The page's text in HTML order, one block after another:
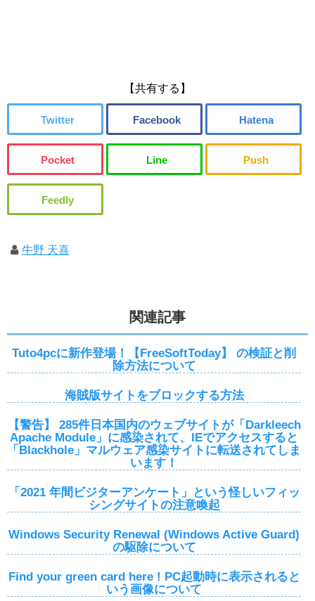
【共有する】
牛野 天喜
関連記事
Tuto4pcに新作登場！【FreeSoftToday】 の検証と削
除方法について
海賊版サイトをブロックする方法
【警告】 285件日本国内のウェブサイトが「Darkleech
Apache Module」に感染されて、IEでアクセスすると
「Blackhole」マルウェア感染サイトに転送されてしま
います！
「2021 年間ビジターアンケート」という怪しいフィッ
シングサイトの注意喚起
Windows Security Renewal (Windows Active Guard)
の駆除について
Find your green card here ! PC起動時に表示されると
いう画像について